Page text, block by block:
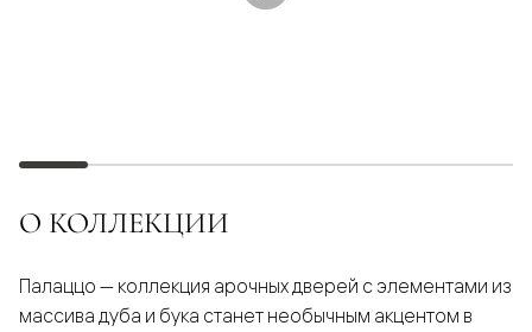
О КОЛЛЕКЦИИ
Палаццо — коллекция арочных дверей с элементами из
массива дуба и бука станет необычным акцентом в